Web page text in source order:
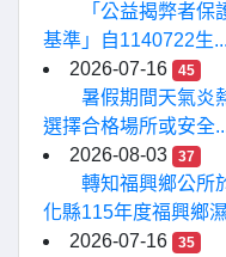
「公益揭弊者
基準」自1140722生...
2026-07-16
45
暑假期間天氣炎
選擇合格場所或安全
2026-08-03
37
轉知福興鄉公所
化縣115年度福興鄉
2026-07-16
35